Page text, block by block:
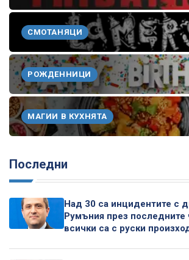
СМОТАНЯЦИ
РОЖДЕННИЦИ
МАГИИ В КУХНЯТА
Последни
Над 30 са инцидентите с
Румъния през последните
всички са с руски